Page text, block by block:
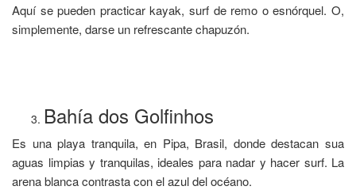
Aquí se pueden practicar kayak, surf de remo o esnórquel. O,
simplemente, darse un refrescante chapuzón.
Bahía dos Golfinhos
Es una playa tranquila, en Pipa, Brasil, donde destacan sua
aguas limpias y tranquilas, ideales para nadar y hacer surf. La
arena blanca contrasta con el azul del océano.